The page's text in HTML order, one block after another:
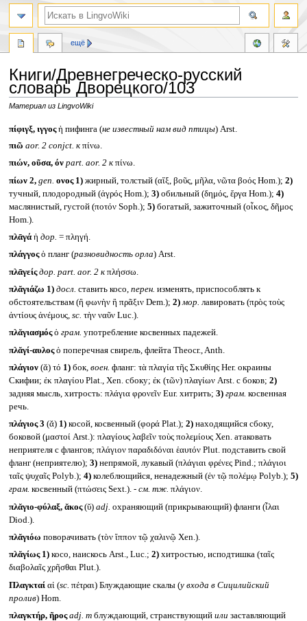
Книги/Древнегреческо-русский
словарь Дворецкого/103
Материал из LingvoWiki
Перейти
Перейти
πίφιγξ, ιγγοςἡ пифинга (не известный нам вид птицы) Arst.
πιῶ aor. 2 conjct. кπίνω.
πιών, οῦσα, όν part. aor. 2 кπίνω.
πίων 2, gen. ονος 1)жирный, толстый (αἴξ, βοῦς, μῆλα, νῶτα βοός Hom.); 2)
тучный, плодородный (ἀγρός Hom.); 3)обильный (δημός, ἔργα Hom.); 4)
маслянистый, густой (ποτόν Soph.); 5)богатый, зажиточный (οἶκος, δῆμος
Hom.).
πλᾱγά ἡ дор. = πληγή.
πλάγγοςὁ планг (разновидность орла) Arst.
πλᾱγείς дор. part. aor. 2 кπλήσσω.
πλᾰγιάζω 1) досл. ставить косо, перен. изменять, приспособлять к
обстоятельствам (ἢ φωνὴν ἢ πρᾶξιν Dem.); 2) мор. лавировать (πρὸς τοὺς
ἀντίους ἀνέμους, sc. τὴν ναῦν Luc.).
πλᾰγιασμόςὁ грам. употребление косвенных падежей.
πλᾰγί-αυλοςὁ поперечная свирель, флейта Theocr., Anth.
πλάγιον(ᾰ) τό 1)бок, воен. фланг: τὰ πλαγία τῆς Σκυθίης Her. окраины
Скифии; ἐκ πλαγίου Plat., Xen. сбоку; ἐκ (τῶν) πλαγίων Arst. с боков; 2)
задняя мысль, хитрость: πλάγια φρονεῖν Eur. хитрить; 3) грам. косвенная
речь.
πλάγιος 3 (ᾰ) 1)косой, косвенный (φορά Plat.); 2)находящийся сбоку,
боковой (μαστοί Arst.): πλαγίους λαβεῖν τοὺς πολεμίους Xen. атаковать
неприятеля с флангов; πλάγιον παραδιδόναι ἑαυτόν Plut. подставить свой
фланг (неприятелю); 3)непрямой, лукавый (πλάγιαι φρένες Pind.; πλάγιοι
ταῖς ψυχαῖς Polyb.); 4)колеблющийся, ненадежный (ἐν τῷ πολέμῳ Polyb.); 5)
грам. косвенный (πτώσεις Sext.). - см. тж. πλάγιον.
πλᾰγιο-φύλαξ, ᾰκος(ῠ) adj. охраняющий (прикрывающий) фланги (ἶλαι
Diod.).
πλᾰγιόω поворачивать (τὸν ἵππον τῷ χαλινῷ Xen.).
πλᾰγίως 1)косо, наискось Arst., Luc.; 2)хитростью, исподтишка (ταῖς
διαβολαῖς χρῆσθαι Plut.).
Πλαγκταί αἱ (sc. πέτραι) Блуждающие скалы (у входа в Сицилийский
пролив) Hom.
πλαγκτήρ, ῆροςadj. mблуждающий, странствующий или заставляющий
ещё